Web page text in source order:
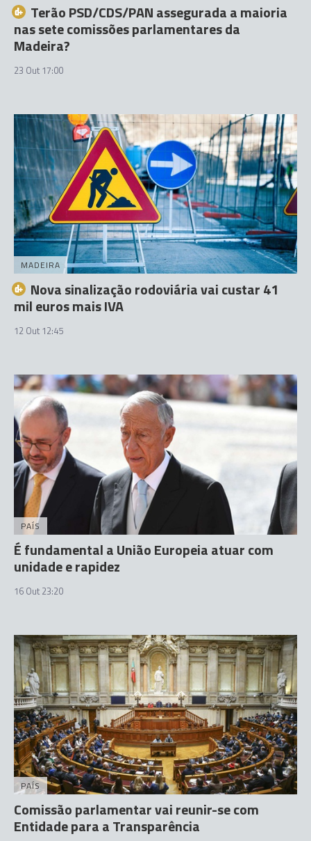
Terão PSD/CDS/PAN assegurada a maioria
nas sete comissões parlamentares da
Madeira?
23 Out 17:00
MADEIRA
Nova sinalização rodoviária vai custar 41
mil euros mais IVA
12 Out 12:45
PAÍS
É fundamental a União Europeia atuar com
unidade e rapidez
16 Out 23:20
PAÍS
Comissão parlamentar vai reunir-se com
Entidade para a Transparência